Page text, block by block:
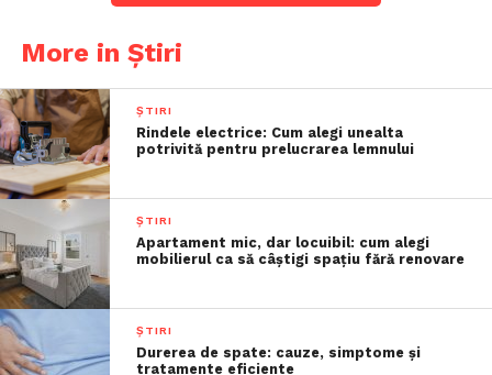
More in Știri
ȘTIRI
Rindele electrice: Cum alegi unealta
potrivită pentru prelucrarea lemnului
ȘTIRI
Apartament mic, dar locuibil: cum alegi
mobilierul ca să câștigi spațiu fără renovare
ȘTIRI
Durerea de spate: cauze, simptome și
tratamente eficiente